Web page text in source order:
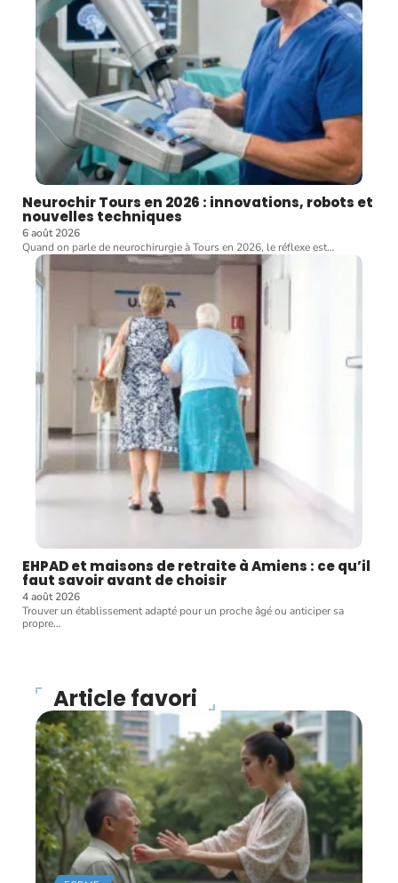
Neurochir Tours en 2026 : innovations, robots et
nouvelles techniques
6 août 2026
Quand on parle de neurochirurgie à Tours en 2026, le réflexe est…
EHPAD et maisons de retraite à Amiens : ce qu’il
faut savoir avant de choisir
4 août 2026
Trouver un établissement adapté pour un proche âgé ou anticiper sa
propre…
Article favori